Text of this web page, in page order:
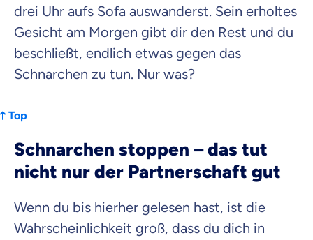
drei Uhr aufs Sofa auswanderst. Sein erholtes
Gesicht am Morgen gibt dir den Rest und du
beschließt, endlich etwas gegen das
Schnarchen zu tun. Nur was?
Top
Schnarchen stoppen – das tut
nicht nur der Partnerschaft gut
Wenn du bis hierher gelesen hast, ist die
Wahrscheinlichkeit groß, dass du dich in